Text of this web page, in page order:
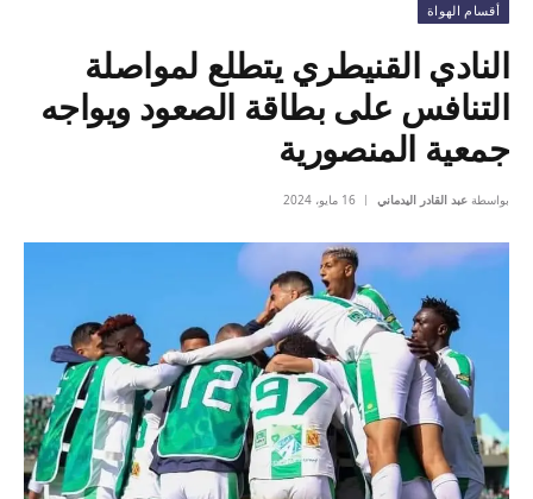
أقسام الهواة
النادي القنيطري يتطلع لمواصلة
التنافس على بطاقة الصعود ويواجه
جمعية المنصورية
بواسطة عبد القادر اليدماني 16 مايو، 2024